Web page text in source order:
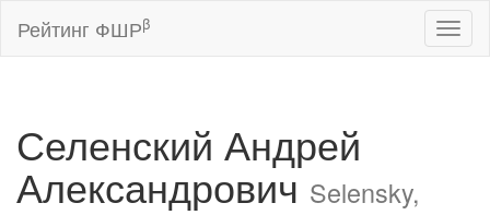
Рейтинг ФШРβ
Селенский Андрей
Александрович Selensky,